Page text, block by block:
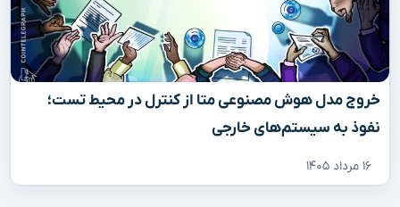
خروج مدل هوش مصنوعی متا از کنترل در محیط تست؛
نفوذ به سیستم‌های خارجی
۱۶ مرداد ۱۴۰۵